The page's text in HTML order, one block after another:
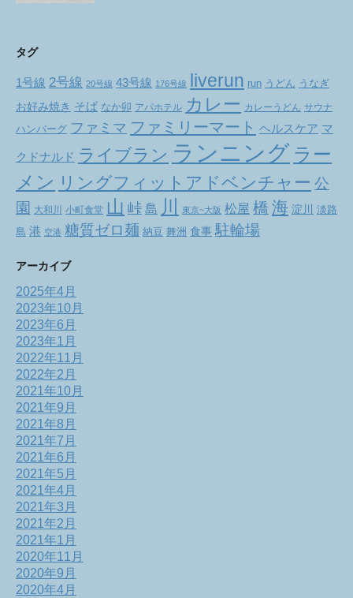
タグ
1号線 2号線 20号線 43号線 176号線 liverun run うどん うなぎ
お好み焼き そば なか卯 アパホテル カレー カレーうどん サウナ
ハンバーグ ファミマ ファミリーマート ヘルスケア マ
クドナルド ライブラン ランニング ラー
メン リングフィットアドベンチャー 公
園
大和川 小町食堂 山 峠 島 川 東京~大阪 松屋 橋 海 淀川
淡路
島 港 空港 糖質ゼロ麺 納豆 舞洲 食事 駐輪場
アーカイブ
2025年4月
2023年10月
2023年6月
2023年1月
2022年11月
2022年2月
2021年10月
2021年9月
2021年8月
2021年7月
2021年6月
2021年5月
2021年4月
2021年3月
2021年2月
2021年1月
2020年11月
2020年9月
2020年4月